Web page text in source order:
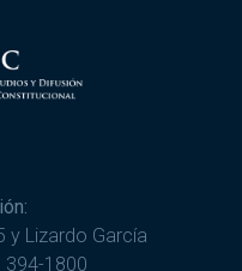
y Lizardo García
394-1800